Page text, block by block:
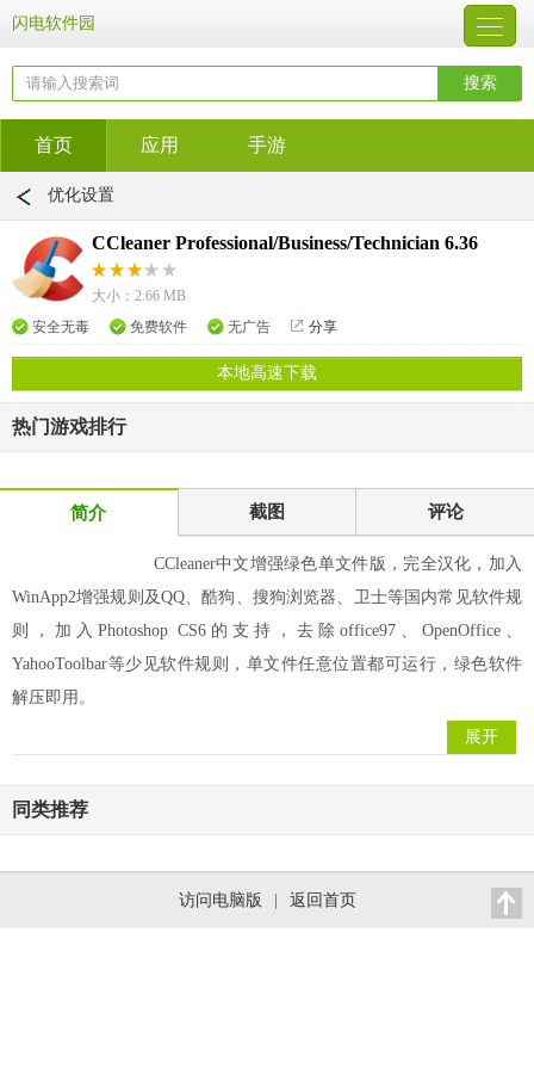
闪电软件园
首页 应用 手游
优化设置
CCleaner Professional/Business/Technician 6.36
大小：2.66 MB
安全无毒
免费软件 无广告 分享
本地高速下载
热门游戏排行
简介 截图 评论
CCleaner中文增强绿色单文件版，完全汉化，加入
WinApp2增强规则及QQ、酷狗、搜狗浏览器、卫士等国内常见软件规
则，加入Photoshop CS6的支持，去除office97、OpenOffice、
YahooToolbar等少见软件规则，单文件任意位置都可运行，绿色软件
解压即用。
展开
同类推荐
访问电脑版 返回首页